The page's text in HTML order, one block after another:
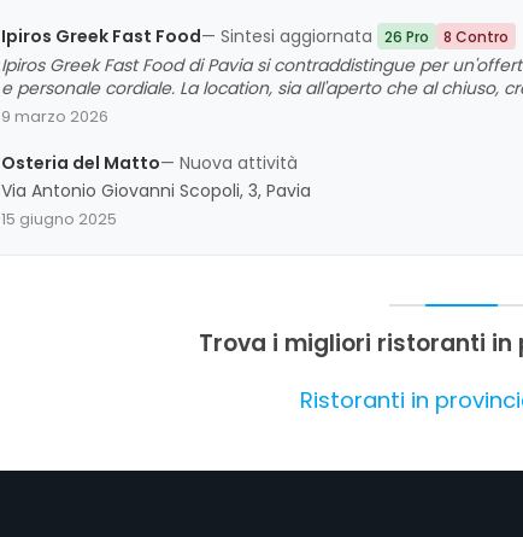
Ipiros Greek Fast Food— Sintesi aggiornata 26 Pro 8 Contro
Ipiros Greek Fast Food di Pavia si contraddistingue per
e personale cordiale. La location, sia all'aperto che al chiuso,
momenti di relax. Sebbene alcuni clienti abbiano evidenziato
accogliente.
9 marzo 2026
Osteria del Matto— Nuova attività
Via Antonio Giovanni Scopoli, 3, Pavia
15 giugno 2025
Trova i migliori ristoranti in
Ristoranti in